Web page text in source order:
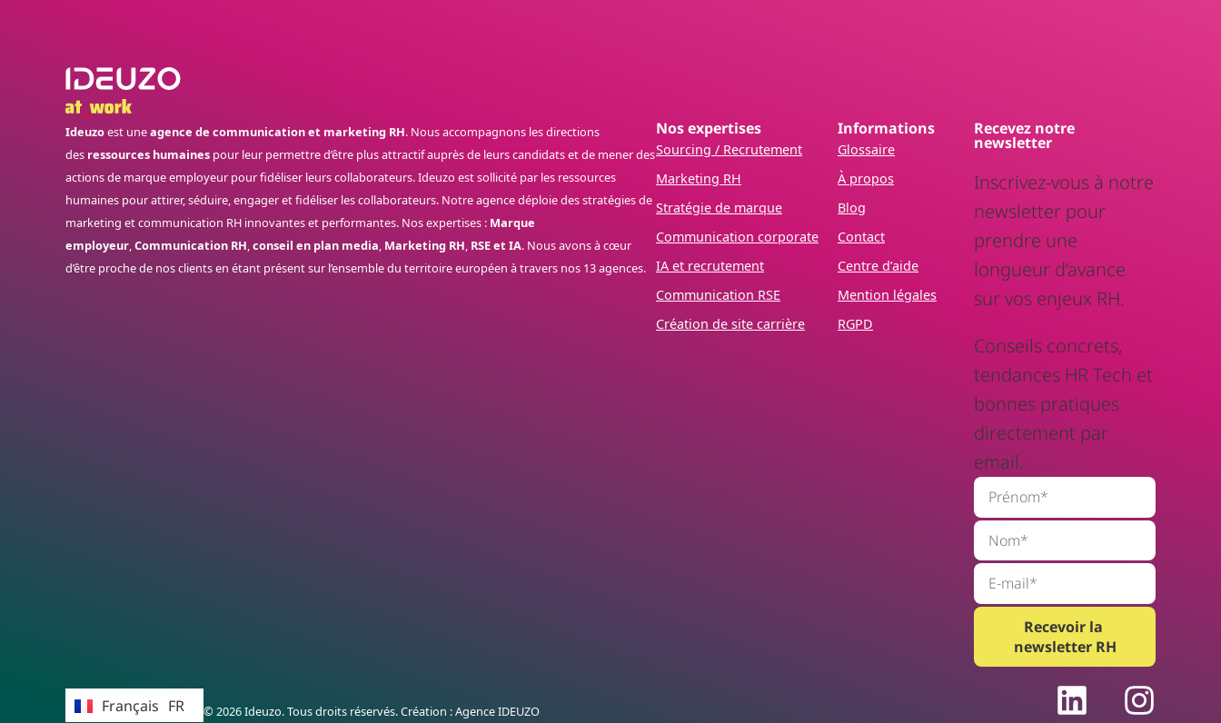
Ideuzoest uneagence de communication et marketing RH. Nous accompagnons les directions
des ressources humaines pour leur permettre d’être plus attractif auprès de leurs candidats et de mener des
actions de marque employeur pour fidéliser leurs collaborateurs. Ideuzo est sollicité par les ressources
humaines pour attirer, séduire, engager et fidéliser les collaborateurs. Notre agence déploie des stratégies de
marketing et communication RH innovantes et performantes. Nos expertises : Marque
employeur,Communication RH,conseil en plan media, Marketing RH, RSE et IA. Nous avons à cœur
d’être proche de nos clients en étant présent sur l’ensemble du territoire européen à travers nos 13 agences.
Nos expertises
Sourcing / Recrutement
Marketing RH
Stratégie de marque
Communication corporate
IA et recrutement
Communication RSE
Création de site carrière
Informations
Glossaire
À propos
Blog
Contact
Centre d’aide
Mention légales
RGPD
Recevez notre
newsletter
Inscrivez-vous à notre
newsletter pour
prendre une
longueur d’avance
sur vos enjeux RH.
Conseils concrets,
tendances HR Tech et
bonnes pratiques
directement par
email.
Français FR
English
EN
© 2026 Ideuzo. Tous droits réservés. Création : Agence IDEUZO